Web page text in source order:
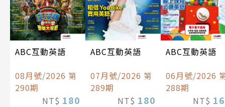
ABC互動英語
08月號/2026 第
290期
NT$ 180
ABC互動英語
07月號/2026 第
289期
NT$ 180
ABC互動英語
06月號/2026
288期
NT$